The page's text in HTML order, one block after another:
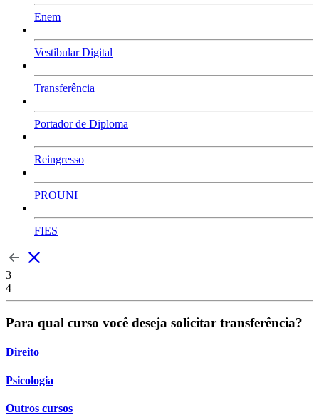
Enem
Vestibular Digital
Transferência
Portador de Diploma
Reingresso
PROUNI
FIES
3
4
Para qual curso você deseja solicitar transferência?
Direito
Psicologia
Outros cursos